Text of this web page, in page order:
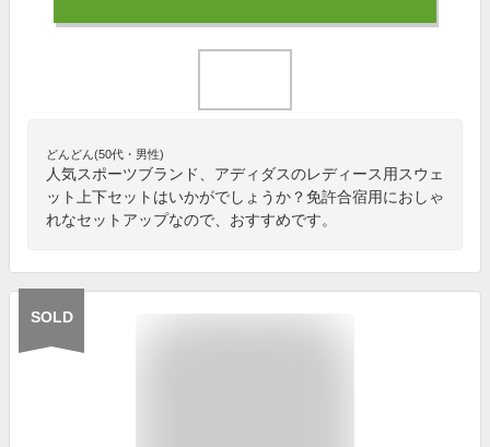
どんどん(50代・男性)
人気スポーツブランド、アディダスのレディース用スウェ
ット上下セットはいかがでしょうか？免許合宿用におしゃ
れなセットアップなので、おすすめです。
SOLD